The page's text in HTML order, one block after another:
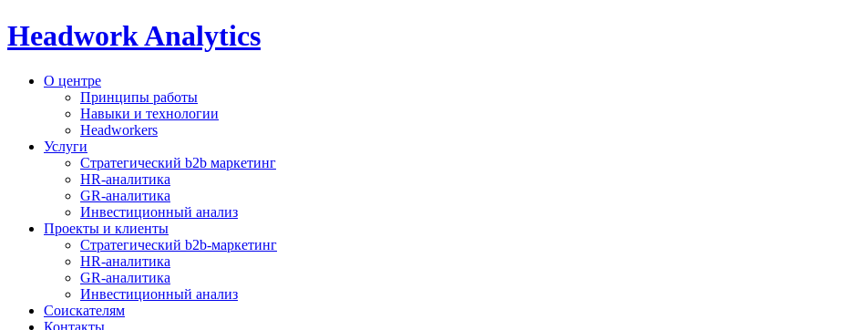
Headwork Analytics
О центре
Принципы работы
Навыки и технологии
Headworkers
Услуги
Стратегический b2b маркетинг
HR-аналитика
GR-аналитика
Инвестиционный анализ
Проекты и клиенты
Стратегический b2b-маркетинг
HR-аналитика
GR-аналитика
Инвестиционный анализ
Соискателям
Контакты